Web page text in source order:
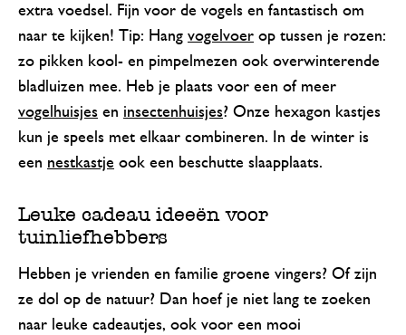
extra voedsel. Fijn voor de vogels en fantastisch om
naar te kijken! Tip: Hang vogelvoer op tussen je rozen:
zo pikken kool- en pimpelmezen ook overwinterende
bladluizen mee. Heb je plaats voor een of meer
vogelhuisjes en insectenhuisjes? Onze hexagon kastjes
kun je speels met elkaar combineren. In de winter is
een nestkastje ook een beschutte slaapplaats.
Leuke cadeau ideeën voor
tuinliefhebbers
Hebben je vrienden en familie groene vingers? Of zijn
ze dol op de natuur? Dan hoef je niet lang te zoeken
naar leuke cadeautjes, ook voor een mooi